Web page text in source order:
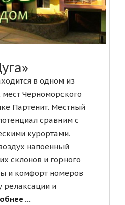
в одном из
Черноморского
Партенит. Местный
сравним с
курортами.
напоенный
склонов и горного
и комфорт номеров
релаксации и
...